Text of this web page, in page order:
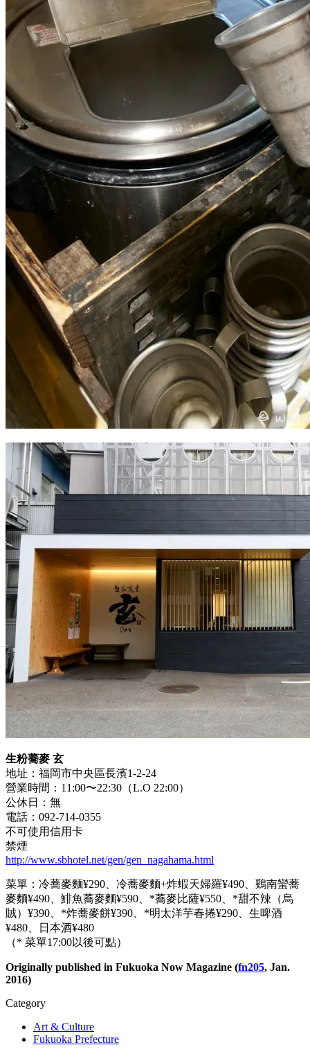
生粉蕎麥 玄
地址：福岡市中央區長濱1-2-24
營業時間：11:00〜22:30（L.O 22:00）
公休日：無
電話：092-714-0355
不可使用信用卡
禁煙
http://www.sbhotel.net/gen/gen_nagahama.html
菜單：冷蕎麥麵¥290、冷蕎麥麵+炸蝦天婦羅¥490、鷄南蠻蕎
麥麵¥490、鯡魚蕎麥麵¥590、*蕎麥比薩¥550、*甜不辣（烏
賊）¥390、*炸蕎麥餅¥390、*明太洋芋春捲¥290、生啤酒
¥480、日本酒¥480
（* 菜單17:00以後可點）
Originally published in Fukuoka Now Magazine (fn205, Jan.
2016)
Category
Art & Culture
Fukuoka Prefecture